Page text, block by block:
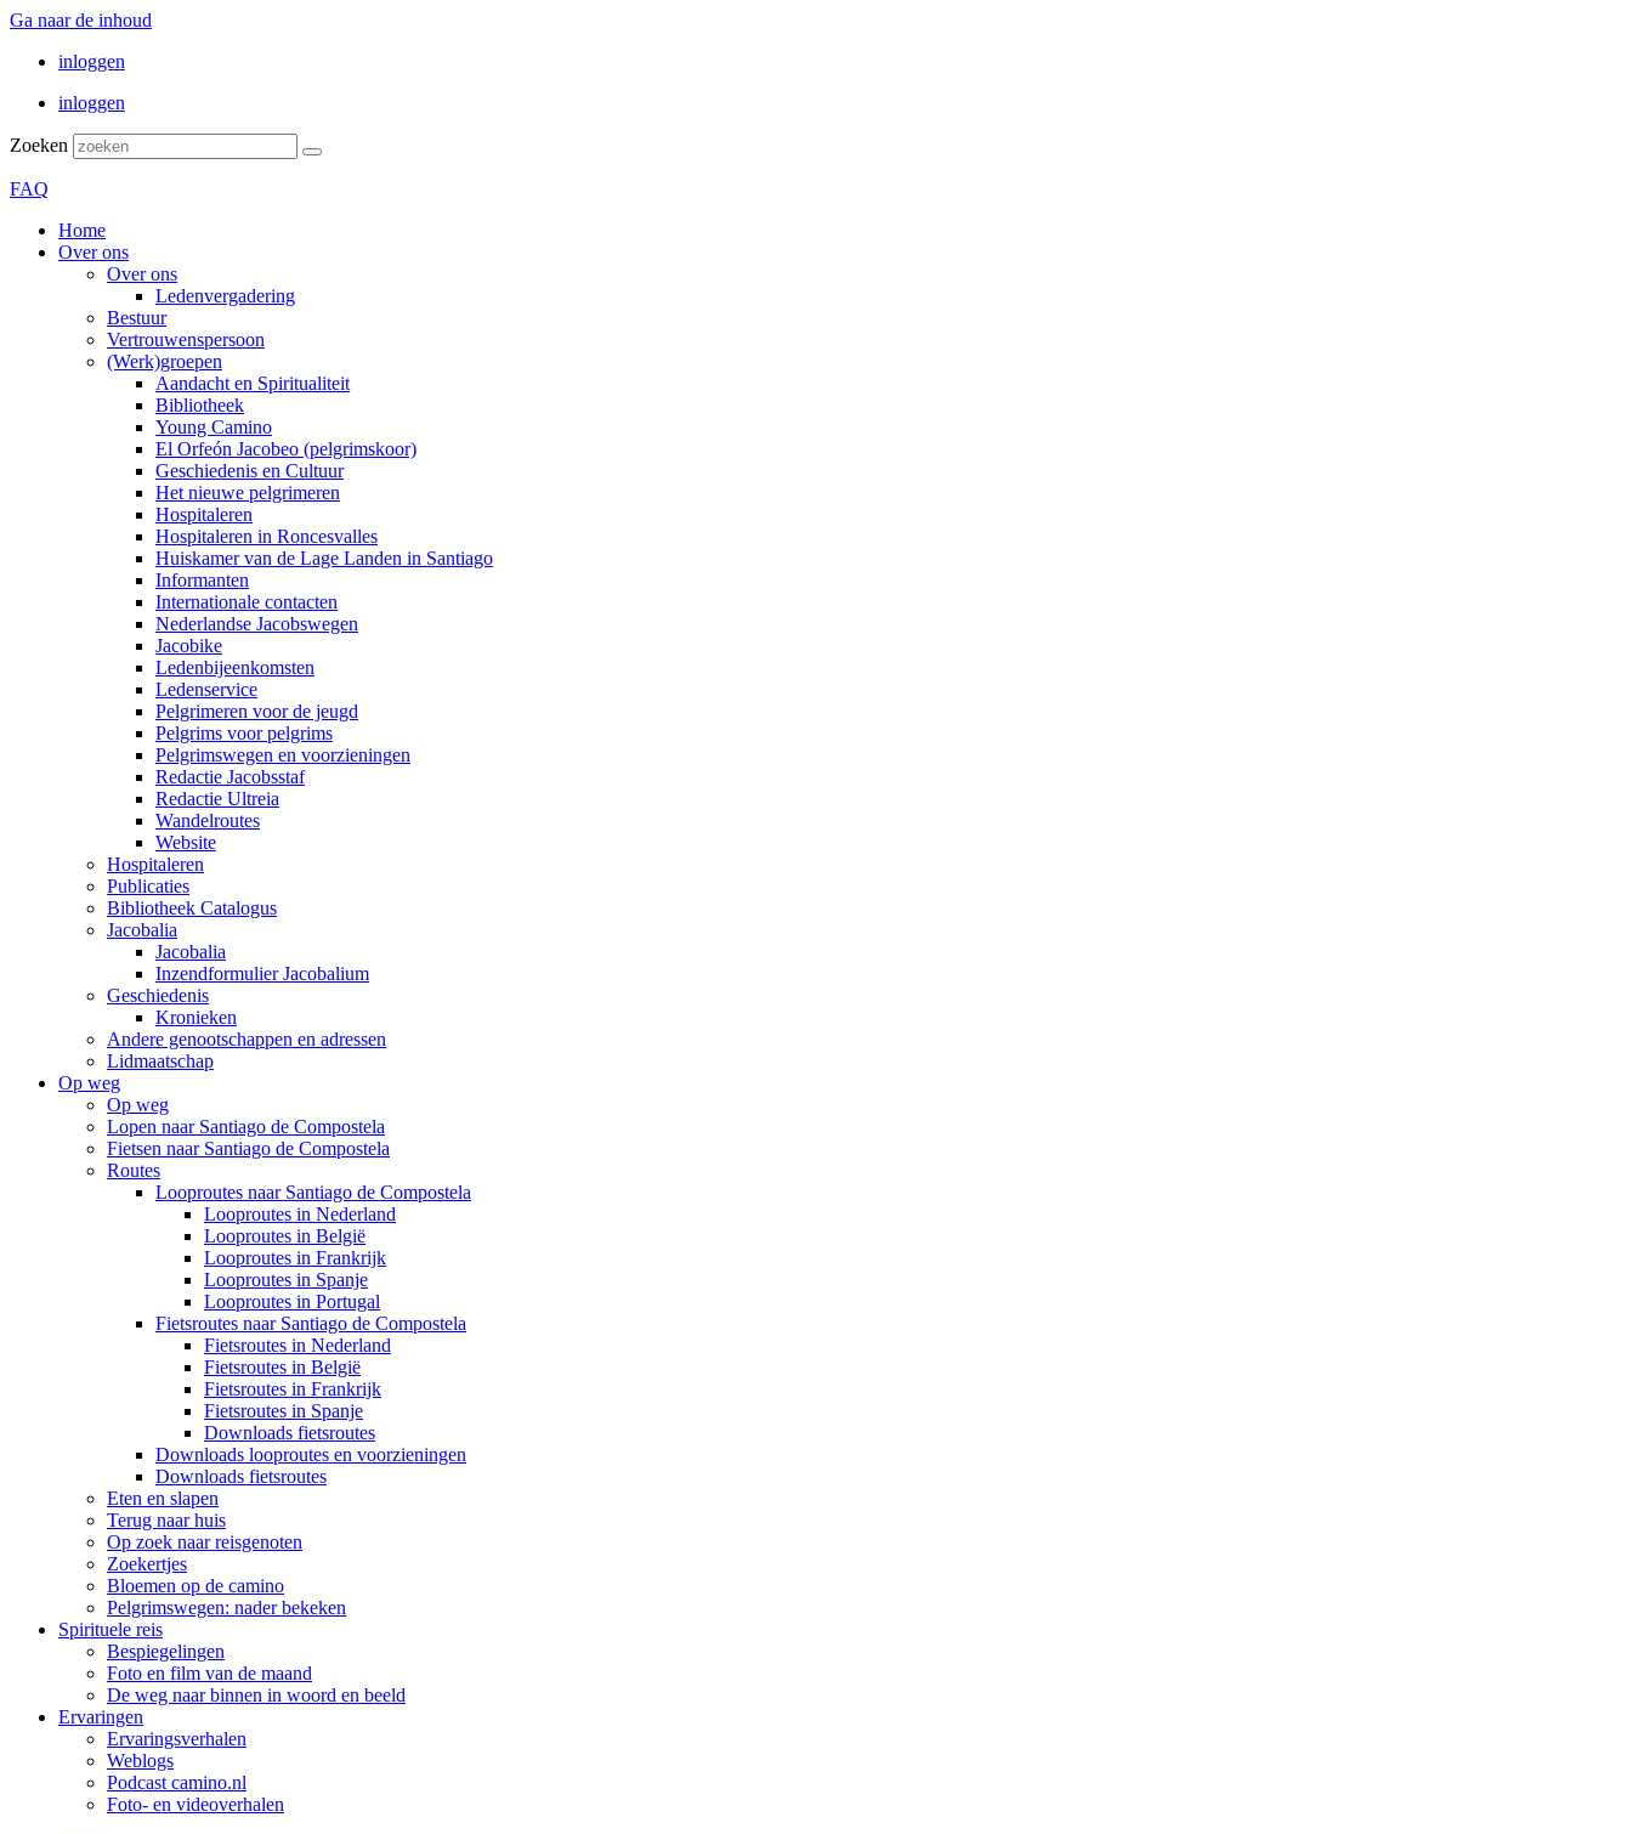
Ga naar de inhoud
inloggen
inloggen
Zoeken
FAQ
Home
Over ons
Over ons
Ledenvergadering
Bestuur
Vertrouwenspersoon
(Werk)groepen
Aandacht en Spiritualiteit
Bibliotheek
Young Camino
El Orfeón Jacobeo (pelgrimskoor)
Geschiedenis en Cultuur
Het nieuwe pelgrimeren
Hospitaleren
Hospitaleren in Roncesvalles
Huiskamer van de Lage Landen in Santiago
Informanten
Internationale contacten
Nederlandse Jacobswegen
Jacobike
Ledenbijeenkomsten
Ledenservice
Pelgrimeren voor de jeugd
Pelgrims voor pelgrims
Pelgrimswegen en voorzieningen
Redactie Jacobsstaf
Redactie Ultreia
Wandelroutes
Website
Hospitaleren
Publicaties
Bibliotheek Catalogus
Jacobalia
Jacobalia
Inzendformulier Jacobalium
Geschiedenis
Kronieken
Andere genootschappen en adressen
Lidmaatschap
Op weg
Op weg
Lopen naar Santiago de Compostela
Fietsen naar Santiago de Compostela
Routes
Looproutes naar Santiago de Compostela
Looproutes in Nederland
Looproutes in België
Looproutes in Frankrijk
Looproutes in Spanje
Looproutes in Portugal
Fietsroutes naar Santiago de Compostela
Fietsroutes in Nederland
Fietsroutes in België
Fietsroutes in Frankrijk
Fietsroutes in Spanje
Downloads fietsroutes
Downloads looproutes en voorzieningen
Downloads fietsroutes
Eten en slapen
Terug naar huis
Op zoek naar reisgenoten
Zoekertjes
Bloemen op de camino
Pelgrimswegen: nader bekeken
Spirituele reis
Bespiegelingen
Foto en film van de maand
De weg naar binnen in woord en beeld
Ervaringen
Ervaringsverhalen
Weblogs
Podcast camino.nl
Foto- en videoverhalen